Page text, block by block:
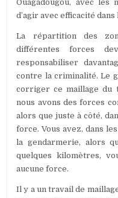
Ouagadougou, avec les
d’agir avec efficacité
La répartition des
différentes forces
responsabiliser
contre la criminalité. Le
corriger ce maillage du
nous avons des forces
alors que juste à côté,
force. Vous avez, dans
la gendarmerie, alors
quelques kilomètres,
aucune force.
Il y a un travail de